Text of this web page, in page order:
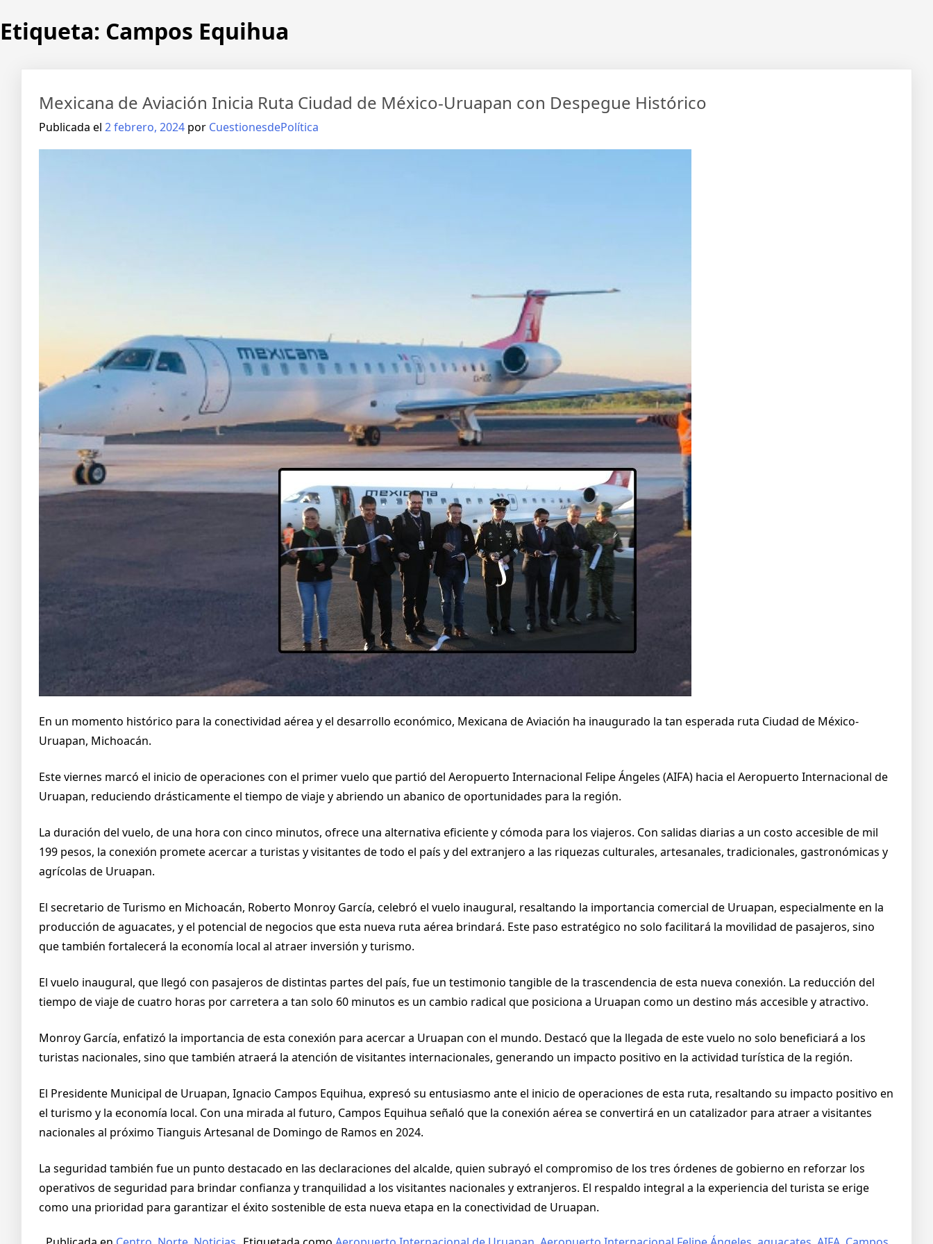
Etiqueta: Campos Equihua
Mexicana de Aviación Inicia Ruta Ciudad de México-Uruapan con Despegue Histórico
Publicada el 2 febrero, 2024 por CuestionesdePolítica
En un momento histórico para la conectividad aérea y el desarrollo económico, Mexicana de Aviación ha inaugurado la tan esperada ruta Ciudad de México-
Uruapan, Michoacán.
Este viernes marcó el inicio de operaciones con el primer vuelo que partió del Aeropuerto Internacional Felipe Ángeles (AIFA) hacia el Aeropuerto Internacional de
Uruapan, reduciendo drásticamente el tiempo de viaje y abriendo un abanico de oportunidades para la región.
La duración del vuelo, de una hora con cinco minutos, ofrece una alternativa eficiente y cómoda para los viajeros. Con salidas diarias a un costo accesible de mil
199 pesos, la conexión promete acercar a turistas y visitantes de todo el país y del extranjero a las riquezas culturales, artesanales, tradicionales, gastronómicas y
agrícolas de Uruapan.
El secretario de Turismo en Michoacán, Roberto Monroy García, celebró el vuelo inaugural, resaltando la importancia comercial de Uruapan, especialmente en la
producción de aguacates, y el potencial de negocios que esta nueva ruta aérea brindará. Este paso estratégico no solo facilitará la movilidad de pasajeros, sino
que también fortalecerá la economía local al atraer inversión y turismo.
El vuelo inaugural, que llegó con pasajeros de distintas partes del país, fue un testimonio tangible de la trascendencia de esta nueva conexión. La reducción del
tiempo de viaje de cuatro horas por carretera a tan solo 60 minutos es un cambio radical que posiciona a Uruapan como un destino más accesible y atractivo.
Monroy García, enfatizó la importancia de esta conexión para acercar a Uruapan con el mundo. Destacó que la llegada de este vuelo no solo beneficiará a los
turistas nacionales, sino que también atraerá la atención de visitantes internacionales, generando un impacto positivo en la actividad turística de la región.
El Presidente Municipal de Uruapan, Ignacio Campos Equihua, expresó su entusiasmo ante el inicio de operaciones de esta ruta, resaltando su impacto positivo en
el turismo y la economía local. Con una mirada al futuro, Campos Equihua señaló que la conexión aérea se convertirá en un catalizador para atraer a visitantes
nacionales al próximo Tianguis Artesanal de Domingo de Ramos en 2024.
La seguridad también fue un punto destacado en las declaraciones del alcalde, quien subrayó el compromiso de los tres órdenes de gobierno en reforzar los
operativos de seguridad para brindar confianza y tranquilidad a los visitantes nacionales y extranjeros. El respaldo integral a la experiencia del turista se erige
como una prioridad para garantizar el éxito sostenible de esta nueva etapa en la conectividad de Uruapan.